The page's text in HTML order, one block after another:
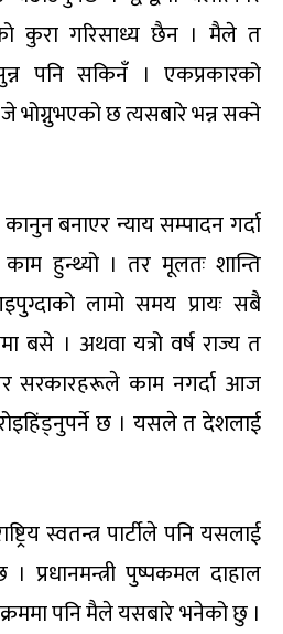
कुरा गरिसाध्य छैन । मैले त
पनि सकिनँ । एकप्रकारको
भोग्नुभएको छ त्यसबारे भन्न सक्ने
बनाएर न्याय सम्पादन गर्दा
हुन्थ्यो । तर मूलतः शान्ति
लामो समय प्रायः सबै
बसे । अथवा यत्रो वर्ष राज्य त
सरकारहरूले काम नगर्दा आज
छ । यसले त देशलाई
स्वतन्त्र पार्टीले पनि यसलाई
प्रधानमन्त्री पुष्पकमल दाहाल
पनि मैले यसबारे भनेको छु ।